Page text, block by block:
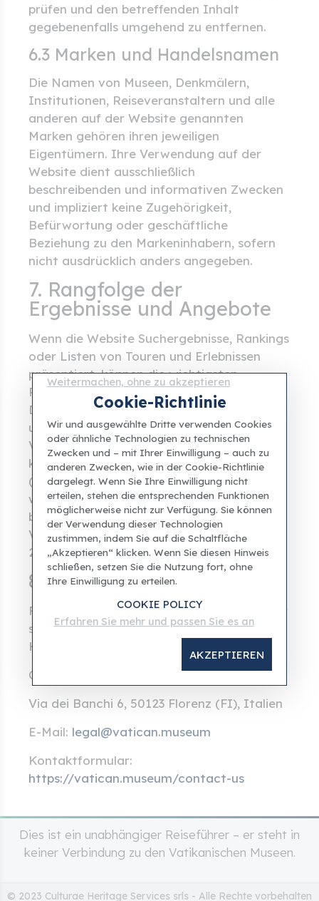
prüfen und den betreffenden Inhalt
gegebenenfalls umgehend zu entfernen.
6.3 Marken und Handelsnamen
Die Namen von Museen, Denkmälern,
Institutionen, Reiseveranstaltern und alle
anderen auf der Website genannten
Marken gehören ihren jeweiligen
Eigentümern. Ihre Verwendung auf der
Website dient ausschließlich
beschreibenden und informativen Zwecken
und impliziert keine Zugehörigkeit,
Befürwortung oder geschäftliche
Beziehung zu den Markeninhabern, sofern
nicht ausdrücklich anders angegeben.
7. Rangfolge der
Ergebnisse und Angebote
Wenn die Website Suchergebnisse, Rankings
oder Listen von Touren und Erlebnissen
präsentiert, können die wichtigsten
Parameter, die die Reihenfolge der
Darstellung bestimmen, Folgendes
umfassen: Relevanz für den Seiteninhalt,
Verfügbarkeit, Nutzerbewertungen,
kommerzielle Relevanz
(Partnerprovisionen). Diese Kriterien
werden in Übereinstimmung mit Artikel 49-
bis des italienischen
Verbrauchergesetzbuchs (Gesetzesdekret
206/2005) angegeben.
8. Kontakt
Für Meldungen, Informationsanfragen oder
sonstige Mitteilungen bezüglich dieses
Haftungsausschlusses:
Culturae Heritage Services srls
Via dei Banchi 6, 50123 Florenz (FI), Italien
E-Mail: legal@vatican.museum
Kontaktformular:
https://vatican.museum/contact-us
Dies ist ein unabhängiger Reiseführer – er steht in
keiner Verbindung zu den Vatikanischen Museen.
© 2023 Culturae Heritage Services srls - Alle Rechte vorbehalten
Weitermachen, ohne zu akzeptieren
Cookie-Richtlinie
Wir und ausgewählte Dritte verwenden Cookies
oder ähnliche Technologien zu technischen
Zwecken und – mit Ihrer Einwilligung – auch zu
anderen Zwecken, wie in der Cookie-Richtlinie
dargelegt. Wenn Sie Ihre Einwilligung nicht
erteilen, stehen die entsprechenden Funktionen
möglicherweise nicht zur Verfügung. Sie können
der Verwendung dieser Technologien
zustimmen, indem Sie auf die Schaltfläche
„Akzeptieren“ klicken. Wenn Sie diesen Hinweis
schließen, setzen Sie die Nutzung fort, ohne
Ihre Einwilligung zu erteilen.
COOKIE POLICY
Erfahren Sie mehr und passen Sie es an
AKZEPTIEREN